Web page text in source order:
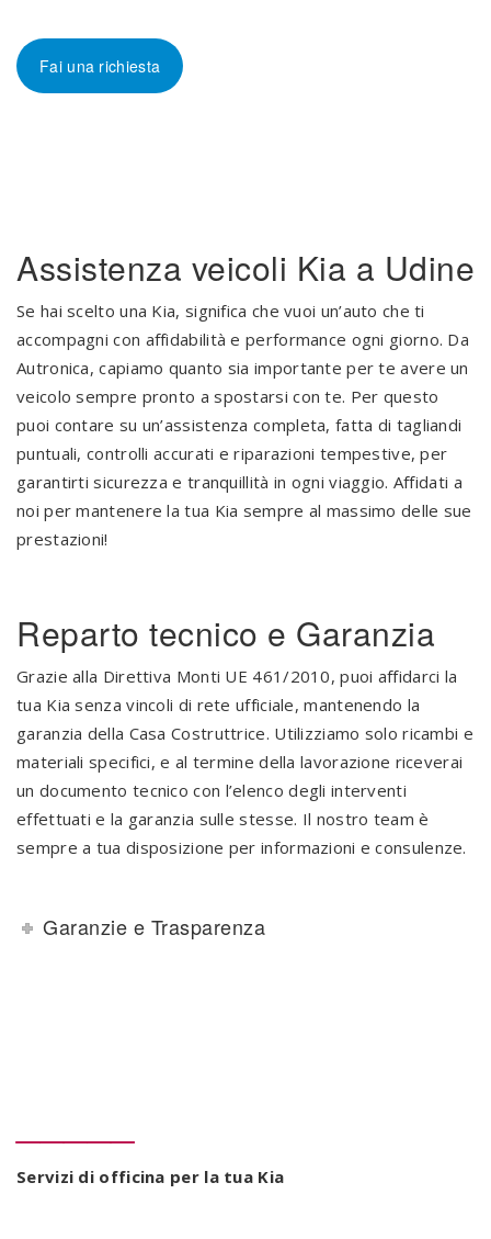
Fai una richiesta
Assistenza veicoli Kia a Udine
Se hai scelto una Kia, significa che vuoi un’auto che ti
accompagni con affidabilità e performance ogni giorno. Da
Autronica, capiamo quanto sia importante per te avere un
veicolo sempre pronto a spostarsi con te. Per questo
puoi contare su un’assistenza completa, fatta di tagliandi
puntuali, controlli accurati e riparazioni tempestive, per
garantirti sicurezza e tranquillità in ogni viaggio. Affidati a
noi per mantenere la tua Kia sempre al massimo delle sue
prestazioni!
Reparto tecnico e Garanzia
Grazie alla Direttiva Monti UE 461/2010, puoi affidarci la
tua Kia senza vincoli di rete ufficiale, mantenendo la
garanzia della Casa Costruttrice. Utilizziamo solo ricambi e
materiali specifici, e al termine della lavorazione riceverai
un documento tecnico con l’elenco degli interventi
effettuati e la garanzia sulle stesse. Il nostro team è
sempre a tua disposizione per informazioni e consulenze.
Garanzie e Trasparenza
Servizi di officina per la tua Kia